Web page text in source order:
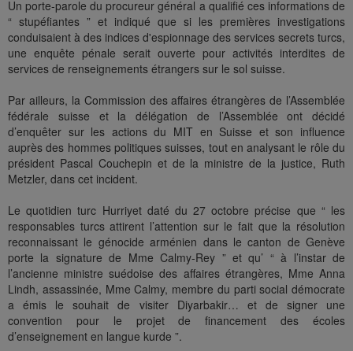
Un porte-parole du procureur général a qualifié ces informations de
“ stupéfiantes ” et indiqué que si les premières investigations
conduisaient à des indices d'espionnage des services secrets turcs,
une enquête pénale serait ouverte pour activités interdites de
services de renseignements étrangers sur le sol suisse.
Par ailleurs, la Commission des affaires étrangères de l’Assemblée
fédérale suisse et la délégation de l’Assemblée ont décidé
d’enquêter sur les actions du MIT en Suisse et son influence
auprès des hommes politiques suisses, tout en analysant le rôle du
président Pascal Couchepin et de la ministre de la justice, Ruth
Metzler, dans cet incident.
Le quotidien turc Hurriyet daté du 27 octobre précise que “ les
responsables turcs attirent l’attention sur le fait que la résolution
reconnaissant le génocide arménien dans le canton de Genève
porte la signature de Mme Calmy-Rey ” et qu’ “ à l’instar de
l’ancienne ministre suédoise des affaires étrangères, Mme Anna
Lindh, assassinée, Mme Calmy, membre du parti social démocrate
a émis le souhait de visiter Diyarbakir… et de signer une
convention pour le projet de financement des écoles
d’enseignement en langue kurde ”.